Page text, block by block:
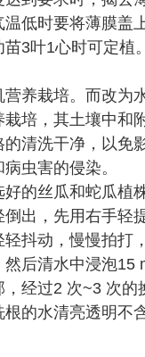
温低时要将薄膜盖
3叶1心时可定植。
养栽培。而改为
培，其土壤中和
清洗干净，以免
虫害的侵染。
的丝瓜和蛇瓜植
出，先用右手轻
轻抖动，慢慢拍打
后清水中浸泡15
经过2 次~3 次的
的水清亮透明不